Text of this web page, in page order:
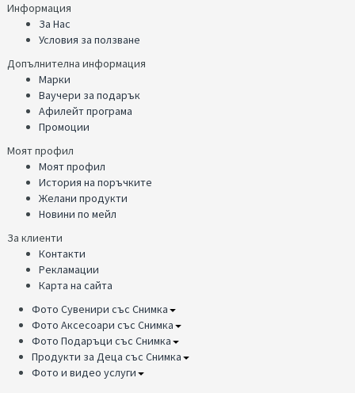
Информация
За Нас
Условия за ползване
Допълнителна информация
Марки
Ваучери за подарък
Афилейт програма
Промоции
Моят профил
Моят профил
История на поръчките
Желани продукти
Новини по мейл
За клиенти
Контакти
Рекламации
Карта на сайта
Фото Сувенири със Снимка
Фото Аксесоари със Снимка
Фото Подаръци със Снимка
Продукти за Деца със Снимка
Фото и видео услуги